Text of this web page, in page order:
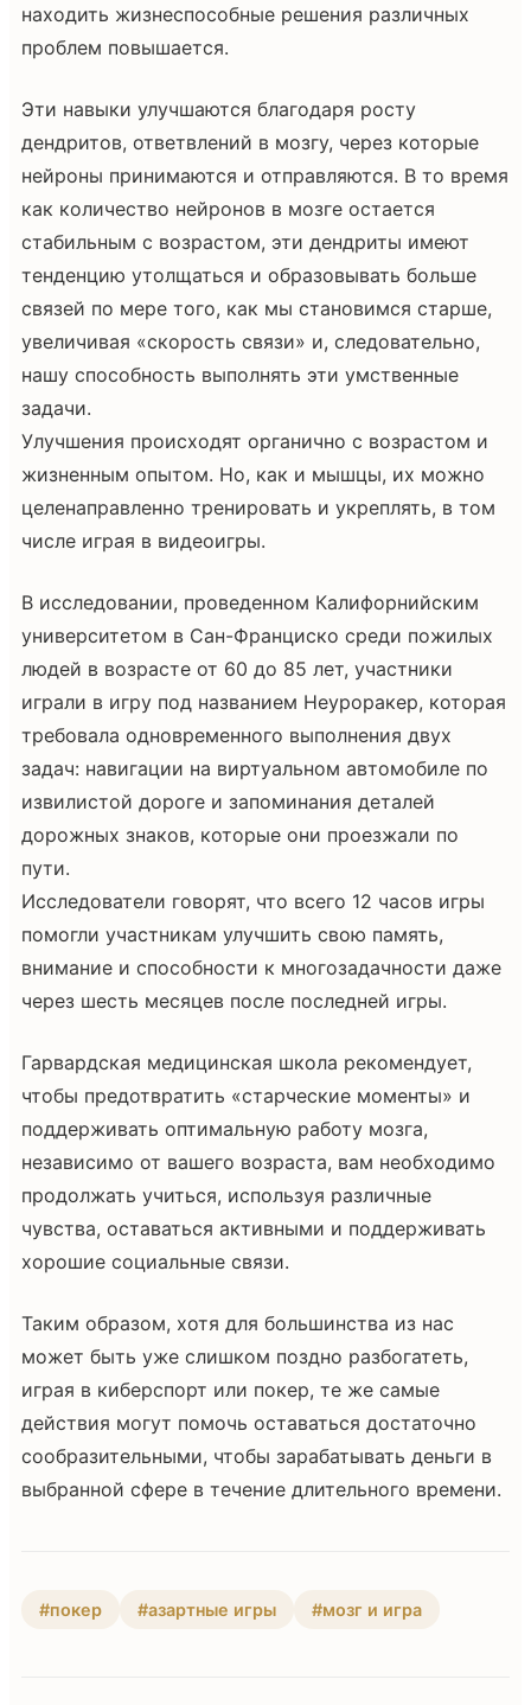
находить жизнеспособные решения различных
проблем повышается.
Эти навыки улучшаются благодаря росту
дендритов, ответвлений в мозгу, через которые
нейроны принимаются и отправляются. В то время
как количество нейронов в мозге остается
стабильным с возрастом, эти дендриты имеют
тенденцию утолщаться и образовывать больше
связей по мере того, как мы становимся старше,
увеличивая «скорость связи» и, следовательно,
нашу способность выполнять эти умственные
задачи.
Улучшения происходят органично с возрастом и
жизненным опытом. Но, как и мышцы, их можно
целенаправленно тренировать и укреплять, в том
числе играя в видеоигры.
В исследовании, проведенном Калифорнийским
университетом в Сан-Франциско среди пожилых
людей в возрасте от 60 до 85 лет, участники
играли в игру под названием Неуроракер, которая
требовала одновременного выполнения двух
задач: навигации на виртуальном автомобиле по
извилистой дороге и запоминания деталей
дорожных знаков, которые они проезжали по
пути.
Исследователи говорят, что всего 12 часов игры
помогли участникам улучшить свою память,
внимание и способности к многозадачности даже
через шесть месяцев после последней игры.
Гарвардская медицинская школа рекомендует,
чтобы предотвратить «старческие моменты» и
поддерживать оптимальную работу мозга,
независимо от вашего возраста, вам необходимо
продолжать учиться, используя различные
чувства, оставаться активными и поддерживать
хорошие социальные связи.
Таким образом, хотя для большинства из нас
может быть уже слишком поздно разбогатеть,
играя в киберспорт или покер, те же самые
действия могут помочь оставаться достаточно
сообразительными, чтобы зарабатывать деньги в
выбранной сфере в течение длительного времени.
#покер #азартные игры #мозг и игра